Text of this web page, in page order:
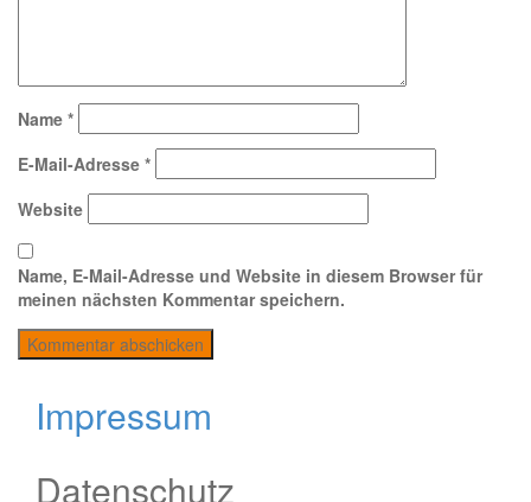
Name *
E-Mail-Adresse *
Website
Name, E-Mail-Adresse und Website in diesem Browser für
meinen nächsten Kommentar speichern.
Impressum
Datenschutz